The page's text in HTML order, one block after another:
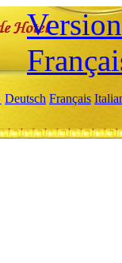
Deutsch Français